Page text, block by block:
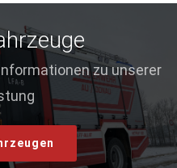
zu unserer